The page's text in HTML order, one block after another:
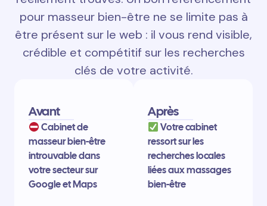
pour masseur bien-être ne se limite pas à
être présent sur le web : il vous rend visible,
crédible et compétitif sur les recherches
clés de votre activité.
Avant
Cabinet de
masseur bien-être
introuvable dans
votre secteur sur
Google et Maps
Après
Votre cabinet
ressort sur les
recherches locales
liées aux massages
bien-être